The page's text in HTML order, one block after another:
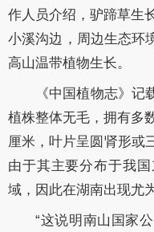
作人员介绍，驴蹄草生
小溪沟边，周边生态环
高山温带植物生长。
《中国植物志》记
植株整体无毛，拥有多
厘米，叶片呈圆肾形或
由于其主要分布于我
域，因此在湖南出现尤
“这说明南山国家